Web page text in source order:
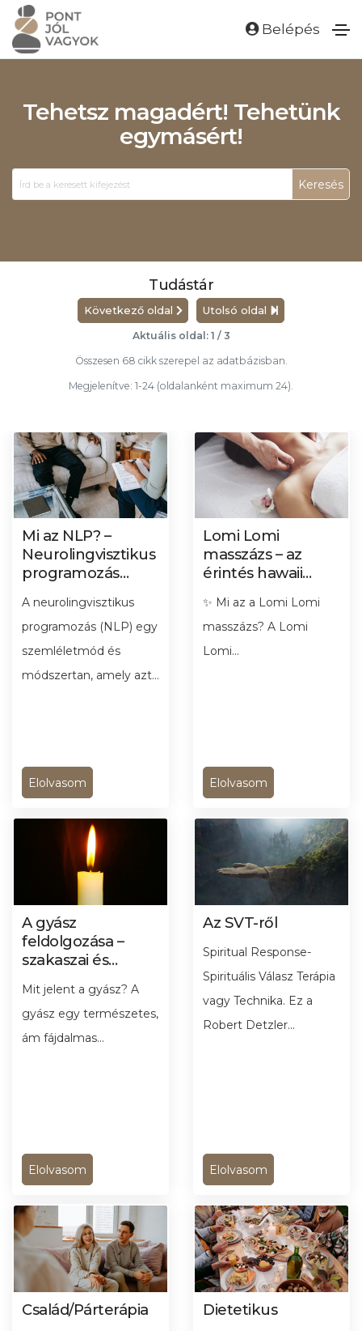
Belépés
Tehetsz magadért! Tehetünk
egymásért!
Keresés
Tudástár
Következő oldal Utolsó oldal
Aktuális oldal: 1 / 3
Összesen 68 cikk szerepel az adatbázisban.
Megjelenítve: 1-24 (oldalanként maximum 24).
Mi az NLP? –
Neurolingvisztikus
programozás
és alkalmazása
A neurolingvisztikus
programozás (NLP) egy
szemléletmód és
módszertan, amely azt...
Elolvasom
Lomi Lomi
masszázs – az
érintés hawaii
✨ Mi az a Lomi Lomi
masszázs? A Lomi
Lomi...
Elolvasom
A gyász
feldolgozása –
szakaszai és
Mit jelent a gyász? A
gyász egy természetes,
ám fájdalmas...
Elolvasom
Az SVT-ről
Spiritual Response-
Spirituális Válasz Terápia
vagy Technika. Ez a
Robert Detzler...
Elolvasom
Család/Párterápia Dietetikus